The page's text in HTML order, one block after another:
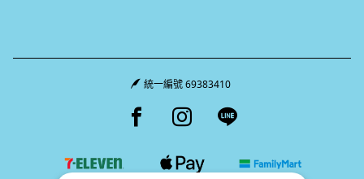
統一編號 69383410
Facebook page
Instagram page
Line page